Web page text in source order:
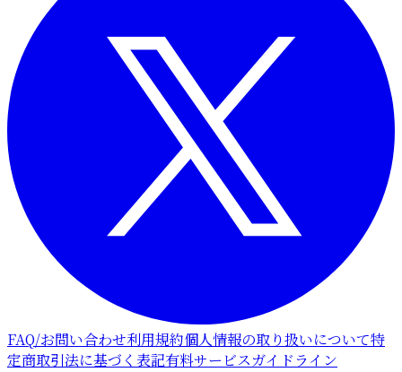
FAQ/お問い合わせ利用規約個人情報の取り扱いについて特
定商取引法に基づく表記有料サービスガイドライン